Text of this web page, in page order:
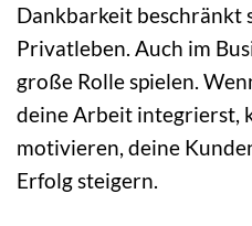
Dankbarkeit beschränkt
Privatleben. Auch im
große Rolle spielen.
deine Arbeit integrierst,
motivieren, deine
Erfolg steigern.